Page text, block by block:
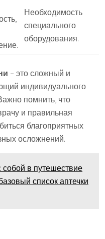
Необходимость
специального
оборудования.
– это сложный и
индивидуального
помнить, что
и правильная
благоприятных
осложнений.
собой в путешествие
список аптечки